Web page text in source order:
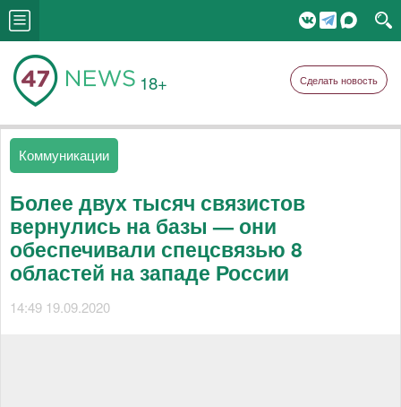
18+ Сделать новость
Коммуникации
Более двух тысяч связистов
вернулись на базы — они
обеспечивали спецсвязью 8
областей на западе России
14:49 19.09.2020